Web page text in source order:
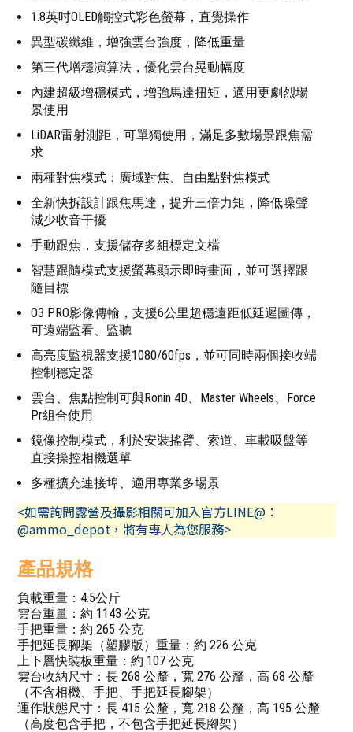
1.8英吋OLED觸控式彩色螢幕，直覺操作
異型碳纖維，增強雲台強度，降低重量
第三代增穩演算法，優化雲台晃動幅度
內建超級增穩模式，增強馬達扭矩，適用更劇烈場
景使用
LiDAR雷射測距，可單獨使用，滿足多數場景跟焦需
求
兩種對焦模式：廣域對焦、自由點對焦模式
全新快拆設計跟焦馬達，提升三倍力矩，降低噪聲
減少收音干擾
手動跟焦，支援儲存多組標定文檔
智慧跟隨模式支援螢幕顯示即時畫面，並可選擇跟
隨目標
O3 PRO影像傳輸，支援6公里超穩遠距低延遲圖傳，
可遠端監看、監聽
高亮度監視器支援1080/60fps，並可同時兩個接收端
控制穩定器
雲台、焦點控制可與Ronin 4D、Master Wheels、Force
Pr組合使用
鏡像控制模式，利於安裝搖臂、索道、車載吸盤等
直接操控相機選單
多種擴充連接埠、適用專業多場景
<如需詢問露營及攝影相關可加入官方LINE@：
@ammo_depot，將有專人為您服務>
產品規格
負載重量：4.5公斤
雲台重量：約 1143 公克
手把重量：約 265 公克
手把延長腳架（塑膠版）重量：約 226 公克
上下層快裝板重量：約 107 公克
雲台收納尺寸：長 268 公釐，寬 276 公釐，高 68 公釐
（不含相機、手把、手把延長腳架）
運作狀態尺寸：長 415 公釐，寬 218 公釐，高 195 公釐
（高度包含手把，不包含手把延長腳架）